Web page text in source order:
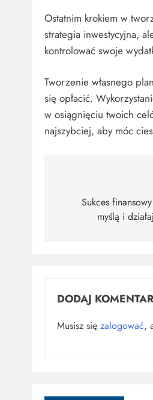
Ostatnim krokiem w
strategia inwestycyjna,
kontrolować swoje
Tworzenie własnego
się opłacić.
w osiągnięciu twoich
najszybciej, aby móc
wpisuSukces
myślą i
DODAJ
Musisz się zalogować,